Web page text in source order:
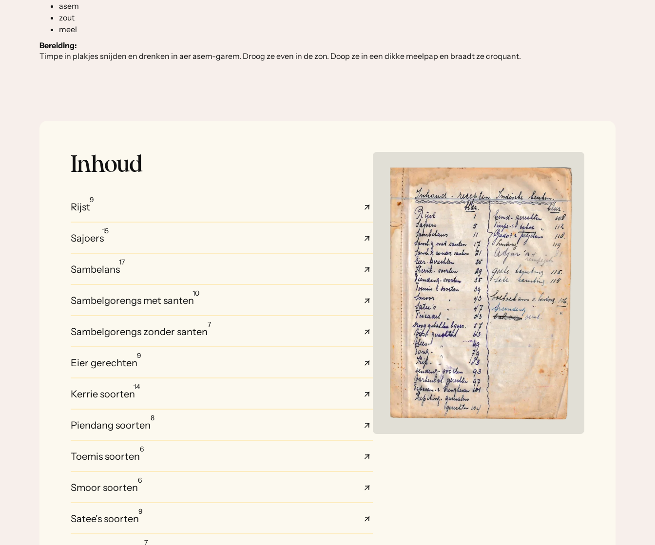
asem
zout
meel
Bereiding:
Timpe in plakjes snijden en drenken in aer asem-garem. Droog ze even in de zon. Doop ze in een dikke meelpap en braadt ze croquant.
Inhoud
Rijst
9
Sajoers
15
Sambelans
17
Sambelgorengs met santen
10
Sambelgorengs zonder santen
7
Eier gerechten
9
Kerrie soorten
14
Piendang soorten
8
Toemis soorten
6
Smoor soorten
6
Satee's soorten
9
7